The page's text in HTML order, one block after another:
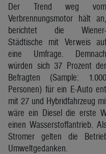
Der Trend weg vom
Verbrennungsmotor hält an,
berichtet die Wiener-
Städtische mit Verweis auf
eine Umfrage. Demnach
würden sich 37 Prozent der
Befragten (Sample: 1.000
Personen) für ein E-Auto
mit 27 und Hybridfahrzeug
wäre ein Diesel die erste
einen Wasserstoffantrieb.
Stromer gelten die
Umweltgedanken.